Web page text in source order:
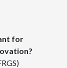
for